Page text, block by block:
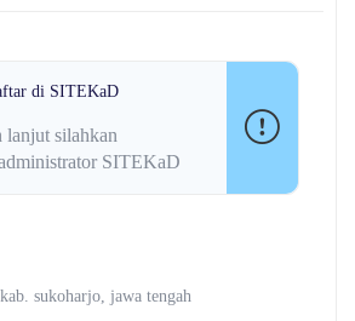
di SITEKaD
lanjut silahkan
SITEKaD
sukoharjo, jawa tengah